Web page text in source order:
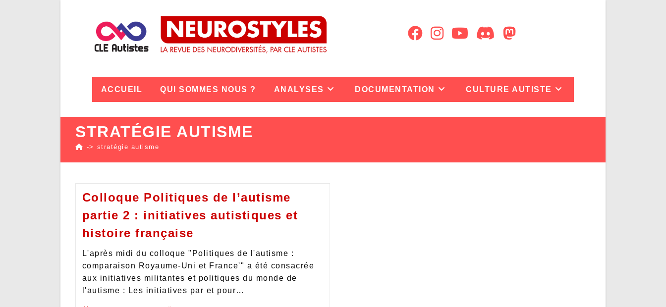
ACCUEIL QUI SOMMES NOUS ? ANALYSES DOCUMENTATION CULTURE AUTISTE
STRATÉGIE AUTISME
-> stratégie autisme
Colloque Politiques de l’autisme
partie 2 : initiatives autistiques et
histoire française
L'après midi du colloque "Politiques de l'autisme :
comparaison Royaume-Uni et France'" a été consacrée
aux initiatives militantes et politiques du monde de
l'autisme : Les initiatives par et pour…